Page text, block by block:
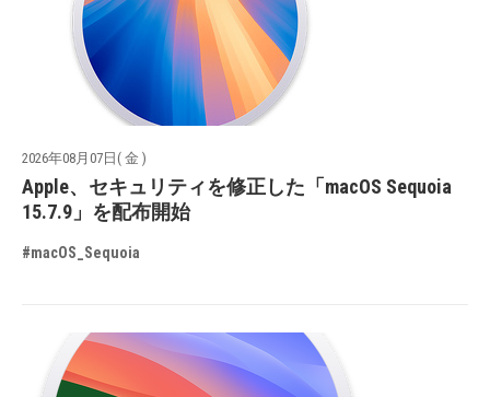
2026年08月07日( 金 )
Apple、セキュリティを修正した「macOS Sequoia
15.7.9」を配布開始
#macOS_Sequoia